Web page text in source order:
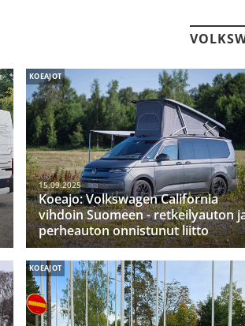
KOEAJOT
15.09.2025
Koeajo: Volkswagen California
vihdoin Suomeen - retkeilyauton
perheauton onnistunut liitto
KOEAJOT